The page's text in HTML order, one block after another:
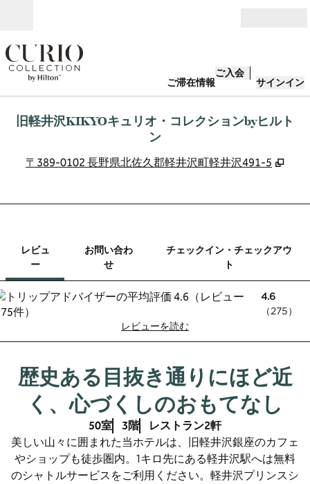
ご滞在情報
ご入会
サインイン
旧軽井沢KIKYOキュリオ・コレクションbyヒルト
ン
〒389-0102 長野県北佐久郡軽井沢町軽井沢491-5 ,
レビュ
ー
お問い合わ
せ
お問い合わせ チェックイン・チェックアウ
ト
4.6
（275）
レビューを読む
歴史ある目抜き通りにほど近
く、心づくしのおもてなし
50室 3階 レストラン2軒
美しい山々に囲まれた当ホテルは、旧軽井沢銀座のカフェ
やショップも徒歩圏内。1キロ先にある軽井沢駅へは無料
のシャトルサービスをご利用ください。軽井沢プリンスシ